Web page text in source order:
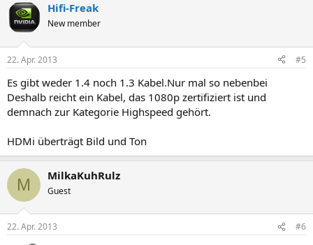
Hifi-Freak
New member
22. Apr. 2013 #5
Es gibt weder 1.4 noch 1.3 Kabel.Nur mal so nebenbei
Deshalb reicht ein Kabel, das 1080p zertifiziert ist und
demnach zur Kategorie Highspeed gehört.
HDMi überträgt Bild und Ton
M MilkaKuhRulz
Guest
22. Apr. 2013 #6